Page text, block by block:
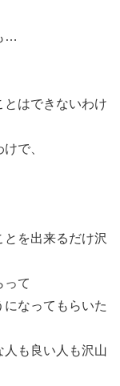
…
はできないわけ
で、
を出来るだけ沢
って
になってもらいた
も良い人も沢山